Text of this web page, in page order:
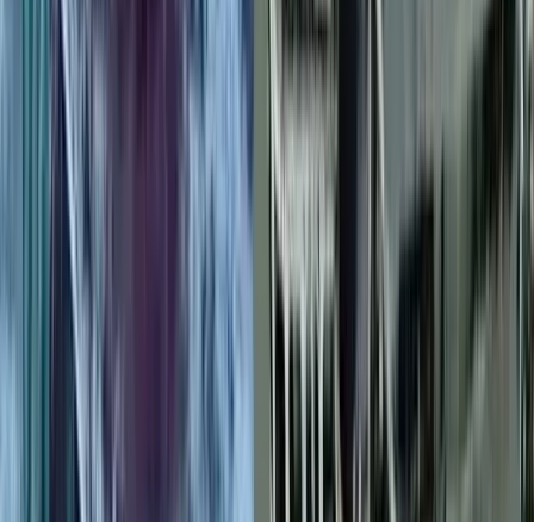
বাকেরগঞ্জ ইউএনওর স্বেচ্ছাচারিতায়
নাগরিক সেবা ব্যাহত, জনভোগান্তি
০৭ আগস্ট, ২০২৬ ২২:২১